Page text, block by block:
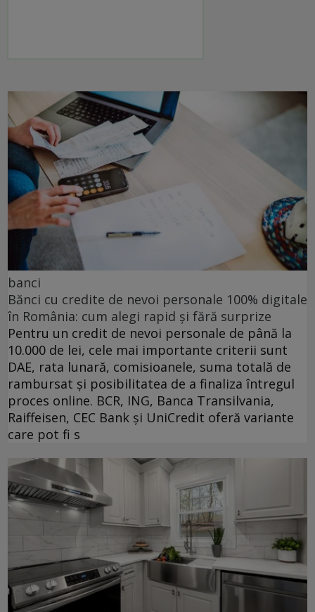
banci
Bănci cu credite de nevoi personale 100% digitale
în România: cum alegi rapid și fără surprize
Pentru un credit de nevoi personale de până la
10.000 de lei, cele mai importante criterii sunt
DAE, rata lunară, comisioanele, suma totală de
rambursat și posibilitatea de a finaliza întregul
proces online. BCR, ING, Banca Transilvania,
Raiffeisen, CEC Bank și UniCredit oferă variante
care pot fi s